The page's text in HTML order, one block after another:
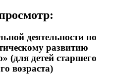
деятельности по
развитию
(для детей старшего
возраста)